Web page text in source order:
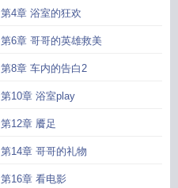
第4章 浴室的狂欢
第6章 哥哥的英雄救美
第8章 车内的告白2
第10章 浴室play
第12章 餍足
第14章 哥哥的礼物
第16章 看电影